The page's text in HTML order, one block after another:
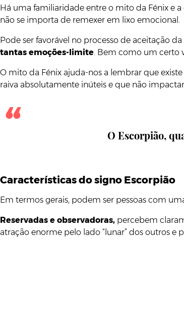
Há uma familiaridade entre o mito da Fénix e
não se importa de remexer em lixo emocional.
Pode ser favorável no processo de aceitação
tantas emoções-limite. Bem como um certo
O mito da Fénix ajuda-nos a lembrar que existe
raiva absolutamente inúteis e que não
O Escorpião,
Características do signo Escorpião
Em termos gerais, podem ser pessoas com
Reservadas e observadoras, percebem
atração enorme pelo lado “lunar” dos outros e